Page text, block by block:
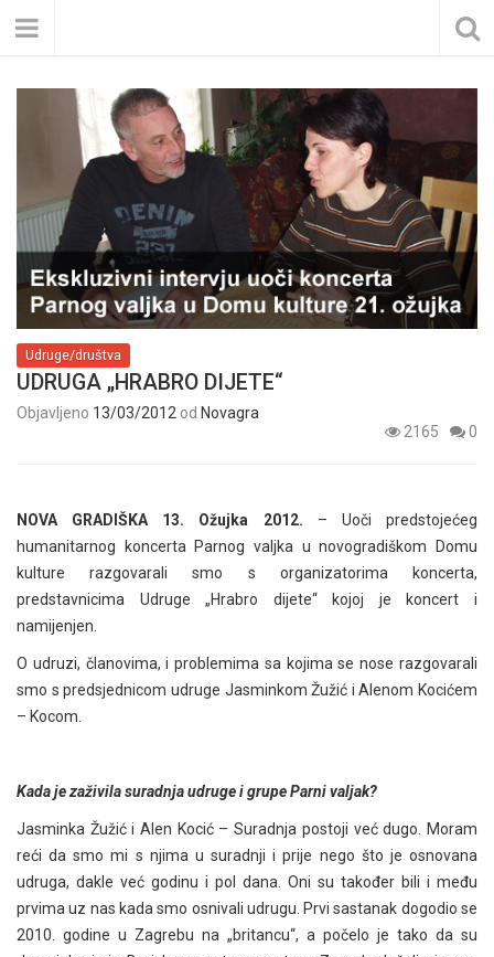
Udruge/društva
UDRUGA „HRABRO DIJETE“
Objavljeno 13/03/2012 od Novagra
2165
0
NOVA GRADIŠKA 13. Ožujka 2012. – Uoči predstojećeg
humanitarnog koncerta Parnog valjka u novogradiškom Domu
kulture razgovarali smo s organizatorima koncerta,
predstavnicima Udruge „Hrabro dijete“ kojoj je koncert i
namijenjen.
O udruzi, članovima, i problemima sa kojima se nose razgovarali
smo s predsjednicom udruge Jasminkom Žužić i Alenom Kocićem
– Kocom.
Kada je zaživila suradnja udruge i grupe Parni valjak?
Jasminka Žužić i Alen Kocić – Suradnja postoji već dugo. Moram
reći da smo mi s njima u suradnji i prije nego što je osnovana
udruga, dakle već godinu i pol dana. Oni su također bili i među
prvima uz nas kada smo osnivali udrugu. Prvi sastanak dogodio se
2010. godine u Zagrebu na „britancu“, a počelo je tako da su